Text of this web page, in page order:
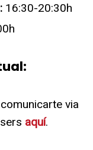
16:30-20:30h
via
aquí.